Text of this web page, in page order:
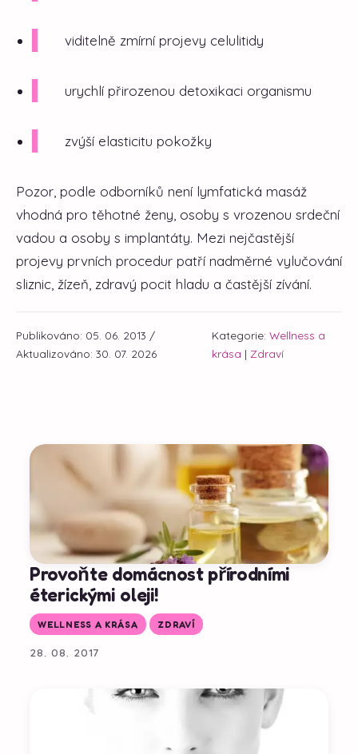
viditelně zmírní projevy celulitidy
urychlí přirozenou detoxikaci organismu
zvýší elasticitu pokožky
Pozor, podle odborníků není lymfatická masáž
vhodná pro těhotné ženy, osoby s vrozenou srdeční
vadou a osoby s implantáty. Mezi nejčastější
projevy prvních procedur patří nadměrné vylučování
sliznic, žízeň, zdravý pocit hladu a častější zívání.
Publikováno: 05. 06. 2013 /
Aktualizováno: 30. 07. 2026
Kategorie: Wellness a
krása | Zdraví
Provoňte domácnost přírodními
éterickými oleji!
WELLNESS A KRÁSA ZDRAVÍ
28. 08. 2017